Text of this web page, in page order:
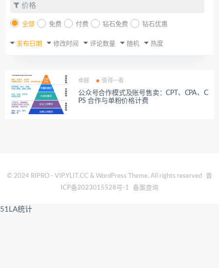
价格
全部 免费 付费 钻石免费 钻石优惠
发布日期 修改时间 评论数量 随机 热度
卓越 值得一看
公众号合作模式及账号售卖：CPT、CPA、C
PS 合作与单粉价格计费
© 2024 RIPRO - VIP.YLIT.CC & WordPress Theme. All rights reserved
晋
ICP备2023015528号-1
备案查询
51LA统计